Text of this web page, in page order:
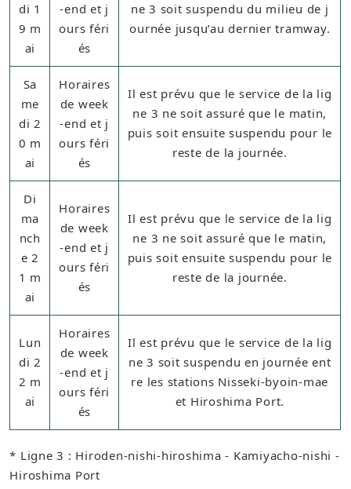
di 1
9 m
ai
-end et j
ours féri
és
ne 3 soit suspendu du milieu de j
ournée jusqu’au dernier tramway.
Sa
me
di 2
0 m
ai
Horaires
de week
-end et j
ours féri
és
Il est prévu que le service de la lig
ne 3 ne soit assuré que le matin,
puis soit ensuite suspendu pour le
reste de la journée.
Di
ma
nch
e 2
1 m
ai
Horaires
de week
-end et j
ours féri
és
Il est prévu que le service de la lig
ne 3 ne soit assuré que le matin,
puis soit ensuite suspendu pour le
reste de la journée.
Lun
di 2
2 m
ai
Horaires
de week
-end et j
ours féri
és
Il est prévu que le service de la lig
ne 3 soit suspendu en journée ent
re les stations Nisseki-byoin-mae
et Hiroshima Port.
* Ligne 3 : Hiroden-nishi-hiroshima - Kamiyacho-nishi -
Hiroshima Port